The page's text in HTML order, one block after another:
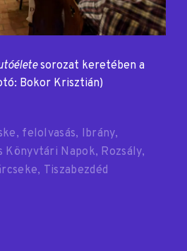
sorozat keretében a
Bokor Krisztián)
felolvasás Ibrány
Könyvtári Napok Rozsály
Tiszabezdéd